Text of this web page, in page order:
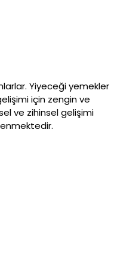
Yiyeceği yemekler
için zengin ve
ve zihinsel gelişimi